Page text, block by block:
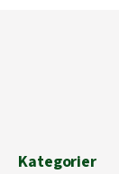
Kategorier